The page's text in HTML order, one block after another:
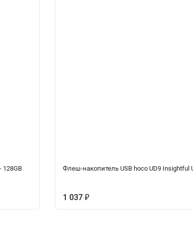
128GB Флеш-накопитель USB hoco UD9 Insightful
1 037 ₽